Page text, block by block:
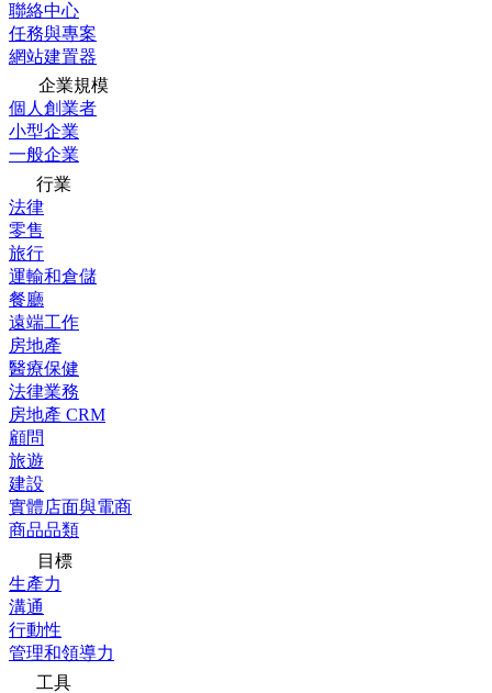
聯絡中心
任務與專案
網站建置器
企業規模
個人創業者
小型企業
一般企業
行業
法律
零售
旅行
運輸和倉儲
餐廳
遠端工作
房地產
醫療保健
法律業務
房地產 CRM
顧問
旅遊
建設
實體店面與電商
商品品類
目標
生產力
溝通
行動性
管理和領導力
工具